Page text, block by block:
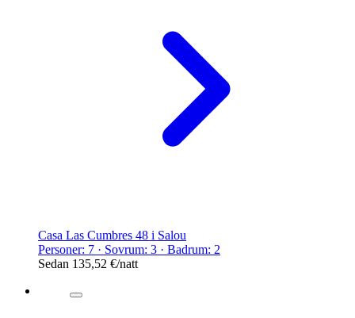
Casa Las Cumbres 48 i Salou
Personer: 7 · Sovrum: 3 · Badrum: 2
Sedan 135,52 €/natt